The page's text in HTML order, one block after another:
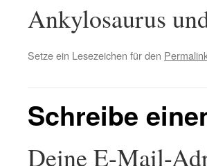
Ankylosaurus
Setze ein Lesezeichen für den
Schreibe
Deine E-Mail-